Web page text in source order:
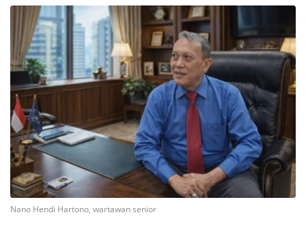
Nano Hendi Hartono, wartawan senior